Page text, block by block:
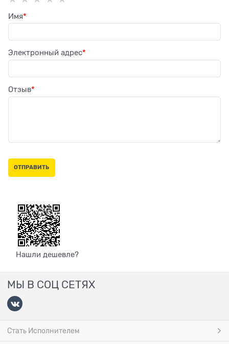
Имя
Электронный адрес
Отзыв
Нашли дешевле?
МЫ В СОЦ СЕТЯХ
Стать Исполнителем